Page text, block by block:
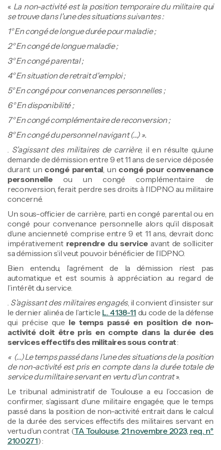
« La non-activité est la position temporaire du militaire qui
se trouve dans l'une des situations suivantes :
1° En congé de longue durée pour maladie ;
2° En congé de longue maladie ;
3° En congé parental ;
4° En situation de retrait d'emploi ;
5° En congé pour convenances personnelles ;
6° En disponibilité ;
7° En congé complémentaire de reconversion ;
8° En congé du personnel navigant (…) ».
. S’agissant des militaires de carrière, il en résulte qu’une
demande de démission entre 9 et 11 ans de service déposée
durant un congé parental, un congé pour convenance
personnelleou un congé complémentaire de
reconversion, ferait perdre ses droits à l’IDPNO au militaire
concerné.
Un sous-officier de carrière, parti en congé parental ou en
congé pour convenance personnelle alors qu’il disposait
d’une ancienneté comprise entre 9 et 11 ans, devrait donc
impérativement reprendre du service avant de solliciter
sa démission s’il veut pouvoir bénéficier de l’IDPNO.
Bien entendu, l’agrément de la démission n’est pas
automatique et est soumis à appréciation au regard de
l’intérêt du service.
. S’agissant des militaires engagés, il convient d’insister sur
le dernier alinéa de l’article L. 4138-11 du code de la défense
qui précise que le temps passé en position de non-
activité doit être pris en compte dans la durée des
services effectifs des militaires sous contrat:
« (…) Le temps passé dans l'une des situations de la position
de non-activité est pris en compte dans la durée totale de
service du militaire servant en vertu d'un contrat».
Le tribunal administratif de Toulouse a eu l’occasion de
confirmer, s’agissant d’une militaire engagée, que le temps
passé dans la position de non-activité entrait dans le calcul
de la durée des services effectifs des militaires servant en
vertu d’un contrat (TA Toulouse, 21 novembre 2023, req. n°
2100271) :